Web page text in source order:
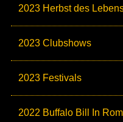
2023 Herbst des
2023 Clubshows
2023 Festivals
2022 Buffalo Bill In Rom